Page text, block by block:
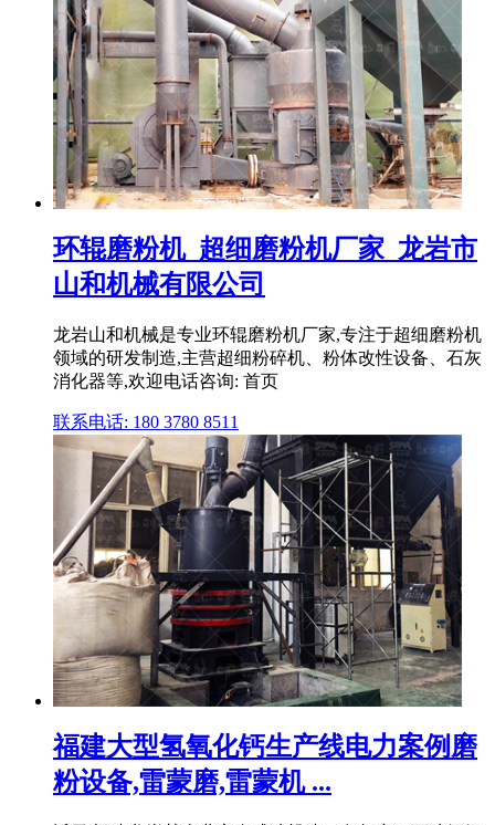
环辊磨粉机_超细磨粉机厂家_龙岩市
山和机械有限公司
龙岩山和机械是专业环辊磨粉机厂家,专注于超细磨粉机
领域的研发制造,主营超细粉碎机、粉体改性设备、石灰
消化器等,欢迎电话咨询: 首页
联系电话: 180 3780 8511
福建大型氢氧化钙生产线电力案例磨
粉设备,雷蒙磨,雷蒙机 ...